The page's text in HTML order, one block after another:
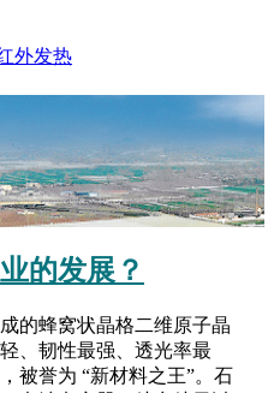
外发热
的发展？
的蜂窝状晶格二维原子晶
、韧性最强、透光率最
被誉为 “新材料之王”。石